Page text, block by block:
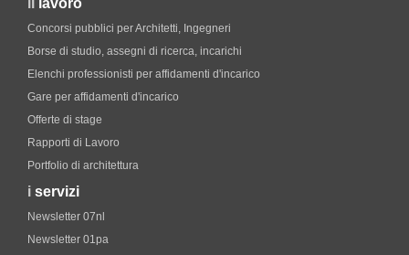
il lavoro
Concorsi pubblici per Architetti, Ingegneri
Borse di studio, assegni di ricerca, incarichi
Elenchi professionisti per affidamenti d'incarico
Gare per affidamenti d'incarico
Offerte di stage
Rapporti di Lavoro
Portfolio di architettura
i servizi
Newsletter 07nl
Newsletter 01pa